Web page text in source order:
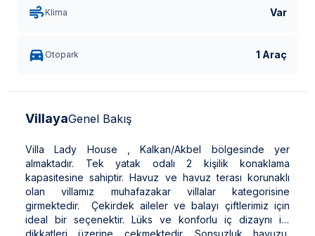
Klima Var
Otopark 1 Araç
VillayaGenel Bakış
Villa Lady House , Kalkan/Akbel bölgesinde yer
almaktadır. Tek yatak odalı 2 kişilik konaklama
kapasitesine sahiptir. Havuz ve havuz terası korunaklı
olan villamız muhafazakar villalar kategorisine
girmektedir. Çekirdek aileler ve balayı çiftlerimiz için
ideal bir seçenektir. Lüks ve konforlu iç dizaynı ile
dikkatleri üzerine çekmektedir. Sonsuzluk havuzu,